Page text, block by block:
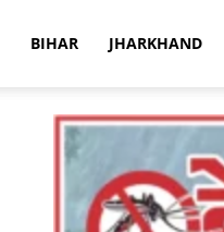
BIHAR JHARKHAND